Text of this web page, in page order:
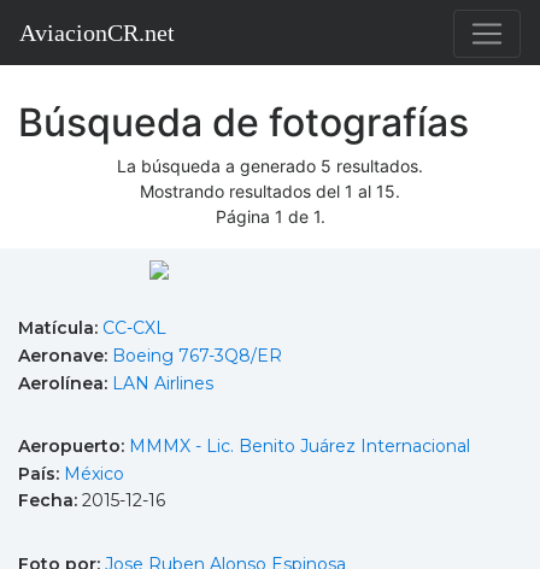
AviacionCR.net
Búsqueda de fotografías
La búsqueda a generado 5 resultados.
Mostrando resultados del 1 al 15.
Página 1 de 1.
Matícula: CC-CXL
Aeronave: Boeing 767-3Q8/ER
Aerolínea: LAN Airlines
Aeropuerto: MMMX - Lic. Benito Juárez Internacional
País: México
Fecha: 2015-12-16
Foto por: Jose Ruben Alonso Espinosa